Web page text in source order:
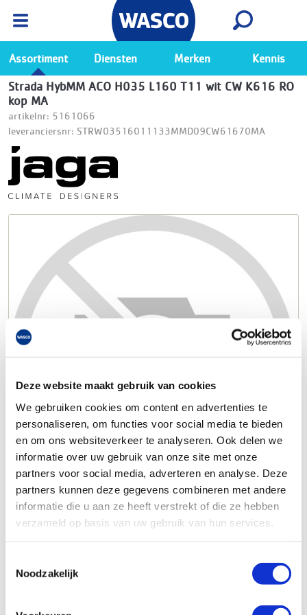
Deze website maakt gebruik van cookies
We gebruiken cookies om content en advertenties te
personaliseren, om functies voor social media te bieden
en om ons websiteverkeer te analyseren. Ook delen we
informatie over uw gebruik van onze site met onze
partners voor social media, adverteren en analyse. Deze
partners kunnen deze gegevens combineren met andere
informatie die u aan ze heeft verstrekt of die ze hebben
verzameld op basis van uw gebruik van hun services.
Noodzakelijk
Ga naar de Wasco app
Bekijk
Assortiment Diensten Merken Kennis
Strada HybMM ACO H035 L160 T11 wit CW K616 RO
kop MA
artikelnr: 5161066
leveranciersnr: STRW03516011133MMD09CW61670MA